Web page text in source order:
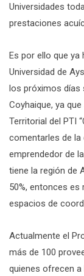
Universidades
prestaciones
Es por ello que ya
Universidad de
los próximos días
Coyhaique, ya
Territorial del PTI
comentarles de la
emprendedor de
tiene la región de
50%, entonces
espacios de
Actualmente el
más de 100
quienes ofrecen